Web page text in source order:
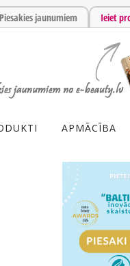
Piesakies jaunumiem Ieiet
APMĀCĪBA